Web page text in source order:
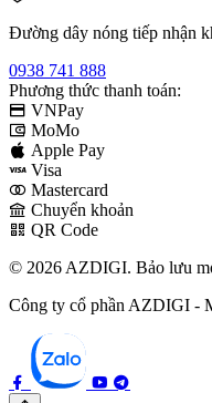
Đường dây nóng tiếp nhận
0938 741 888
Phương thức thanh toán:
VNPay
MoMo
Apple Pay
Visa
Mastercard
Chuyển khoản
QR Code
© 2026 AZDIGI. Bảo lưu
Công ty cổ phần AZDIGI -